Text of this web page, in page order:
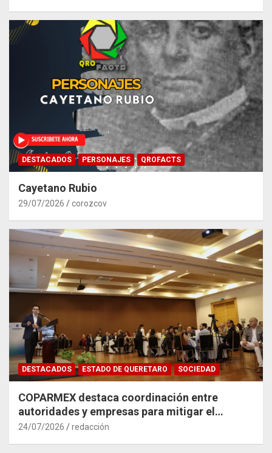
DESTACADOS PERSONAJES QROFACTS
Cayetano Rubio
29/07/2026 corozcov
DESTACADOS ESTADO DE QUERETARO SOCIEDAD
COPARMEX destaca coordinación entre
autoridades y empresas para mitigar el
impacto del Tren México–Querétaro
24/07/2026 redacción